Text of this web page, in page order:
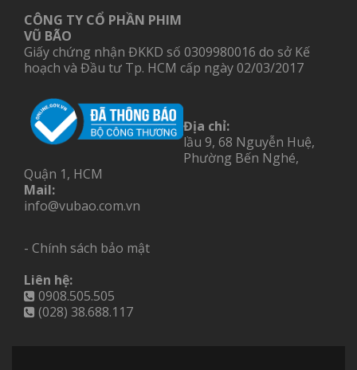
CÔNG TY CỔ PHẦN PHIM
VŨ BÃO
Giấy chứng nhận ĐKKD số 0309980016 do sở Kế
hoạch và Đầu tư Tp. HCM cấp ngày 02/03/2017
Địa chỉ:
lầu 9, 68 Nguyễn Huệ,
Phường Bến Nghé,
Quận 1, HCM
Mail:
info@vubao.com.vn
- Chính sách bảo mật
Liên hệ:
0908.505.505
(028) 38.688.117